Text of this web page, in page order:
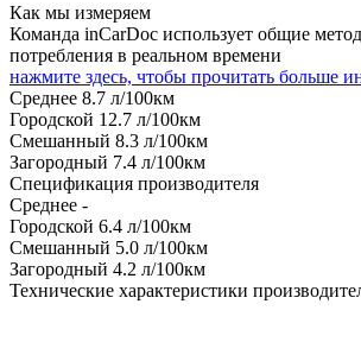
Как мы измеряем
Команда inCarDoc использует общие
потребления в реальном времени
нажмите здесь, чтобы прочитать больше
Среднее 8.7 л/100км
Городской 12.7 л/100км
Смешанный 8.3 л/100км
Загородный 7.4 л/100км
Спецификация производителя
Среднее -
Городской 6.4 л/100км
Смешанный 5.0 л/100км
Загородный 4.2 л/100км
Технические характеристики